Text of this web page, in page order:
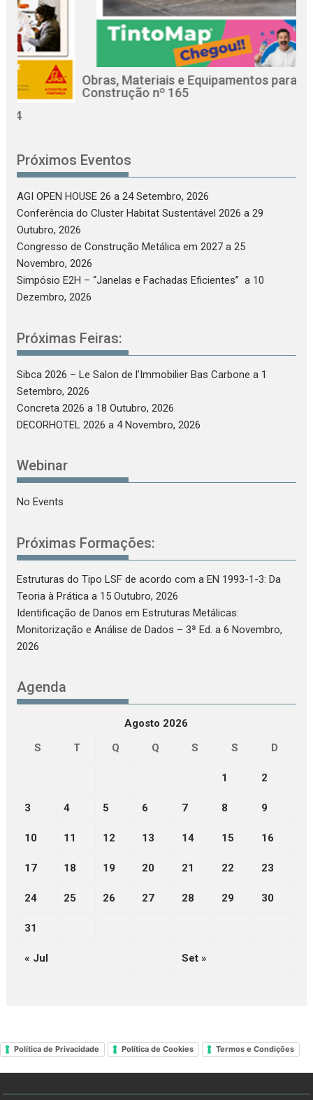
Obras, Materiais e Equipamentos para a
Construção nº 165
Próximos Eventos
AGI OPEN HOUSE 26 a 24 Setembro, 2026
Conferência do Cluster Habitat Sustentável 2026 a 29
Outubro, 2026
Congresso de Construção Metálica em 2027 a 25
Novembro, 2026
Simpósio E2H – “Janelas e Fachadas Eficientes” a 10
Dezembro, 2026
Próximas Feiras:
Sibca 2026 – Le Salon de l’Immobilier Bas Carbone a 1
Setembro, 2026
Concreta 2026 a 18 Outubro, 2026
DECORHOTEL 2026 a 4 Novembro, 2026
Webinar
No Events
Próximas Formações:
Estruturas do Tipo LSF de acordo com a EN 1993-1-3: Da
Teoria à Prática a 15 Outubro, 2026
Identificação de Danos em Estruturas Metálicas:
Monitorização e Análise de Dados – 3ª Ed. a 6 Novembro,
2026
Agenda
Agosto 2026
S
T Q Q S S D
1 2
3 4 5 6 7 8 9
10 11 12 13 14 15 16
17 18 19 20 21 22 23
24 25 26 27 28 29 30
31
« Jul Set »
Política de Privacidade Política de Cookies Termos e Condições